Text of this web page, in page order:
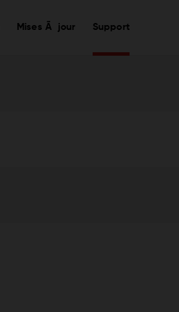
Mises Ã jour Support